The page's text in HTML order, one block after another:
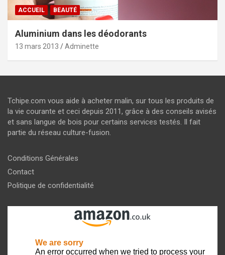
ACCUEIL BEAUTÉ
Aluminium dans les déodorants
13 mars 2013 Adminette
Tchipe.com vous aide à acheter malin, sur tous les produits de
la vie courante et ceci depuis 2011, grâce à des conseils avisés
et sans langue de bois pour certains services testés. Il fait
partie du réseau culture-fusion.
Conditions Générales
Contact
Politique de confidentialité